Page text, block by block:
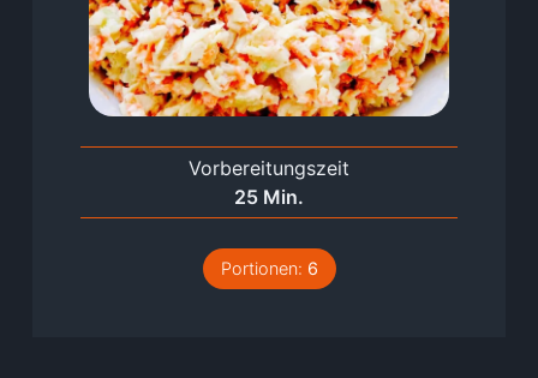
Vorbereitungszeit
25Minuten
Min.
Portionen: 6